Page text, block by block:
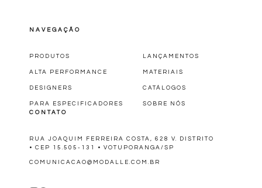
NAVEGAÇÃO
PRODUTOS LANÇAMENTOS
ALTA PERFORMANCE MATERIAIS
DESIGNERS CATÁLOGOS
PARA ESPECIFICADORES
SOBRE NÓS
CONTATO
RUA JOAQUIM FERREIRA COSTA, 628 V. DISTRITO
• CEP 15.505-131 • VOTUPORANGA/SP
COMUNICACAO@MODALLE.COM.BR